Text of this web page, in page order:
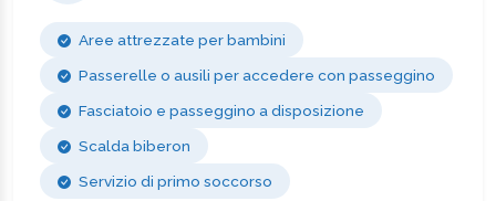
Aree attrezzate per bambini
Passerelle o ausili per accedere con passeggino
Fasciatoio e passeggino a disposizione
Scalda biberon
Servizio di primo soccorso